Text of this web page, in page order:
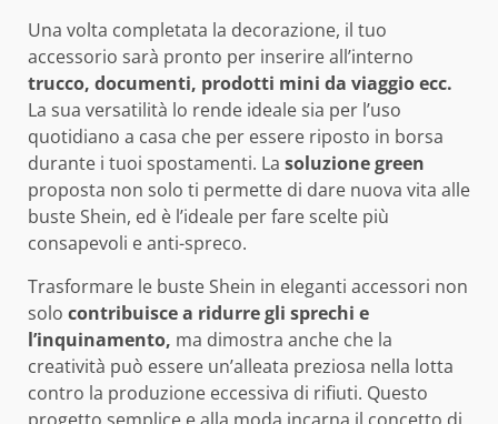
Una volta completata la decorazione, il tuo
accessorio sarà pronto per inserire all’interno
trucco, documenti, prodotti mini da viaggio ecc.
La sua versatilità lo rende ideale sia per l’uso
quotidiano a casa che per essere riposto in borsa
durante i tuoi spostamenti. La soluzione green
proposta non solo ti permette di dare nuova vita alle
buste Shein, ed è l’ideale per fare scelte più
consapevoli e anti-spreco.
Trasformare le buste Shein in eleganti accessori non
solo contribuisce a ridurre gli sprechi e
l’inquinamento, ma dimostra anche che la
creatività può essere un’alleata preziosa nella lotta
contro la produzione eccessiva di rifiuti. Questo
progetto semplice e alla moda incarna il concetto di